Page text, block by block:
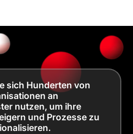
sich Hunderten von
an
nutzen, um ihre
und Prozesse zu